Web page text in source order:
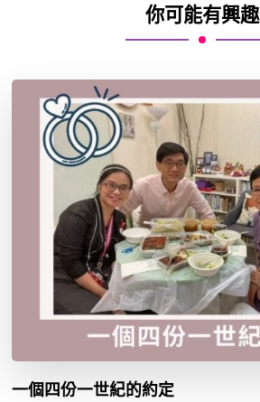
你可能有興趣
一個四份一世紀的約定